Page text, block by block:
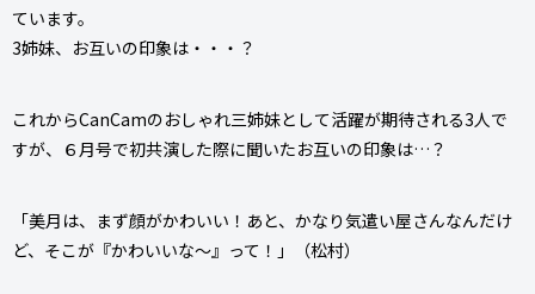
ています。
3姉妹、お互いの印象は・・・？
これからCanCamのおしゃれ三姉妹として活躍が期待される3人で
すが、６月号で初共演した際に聞いたお互いの印象は…？
「美月は、まず顔がかわいい！あと、かなり気遣い屋さんなんだけ
ど、そこが『かわいいな～』って！」（松村）